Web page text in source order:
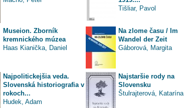
Tišliar, Pavol
Museion. Zborník
kremnického múzea
Haas Kianička, Daniel
Na zlome času / Im
Wandel der Zeit
Gáborová, Margita
Najpolitickejšia veda.
Slovenská historiografia v
rokoch...
Hudek, Adam
Najstaršie rody na
Slovensku
Štulrajterová, Katarína